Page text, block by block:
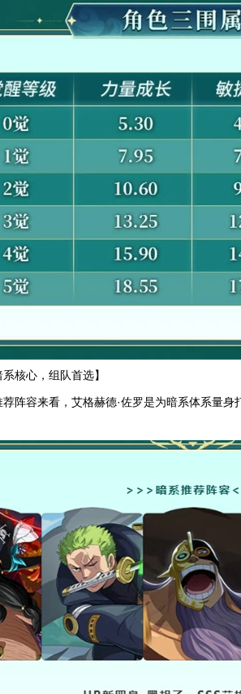
核心，组队首选】
荐阵容来看，艾格赫德·佐罗是为暗系体系量